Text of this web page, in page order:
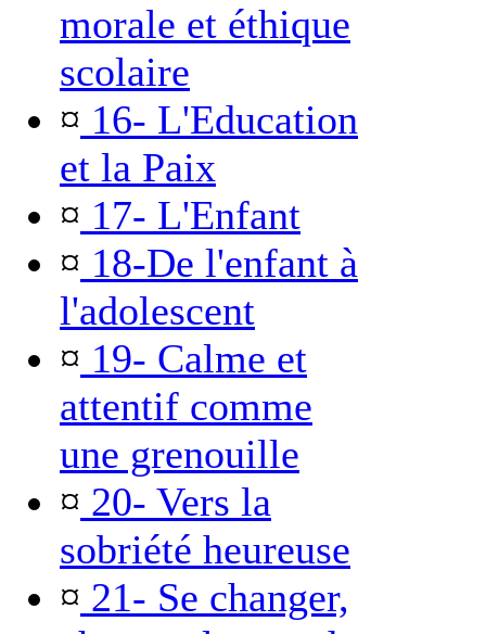
morale et éthique
scolaire
¤ 16- L'Education
et la Paix
¤ 17- L'Enfant
¤ 18-De l'enfant à
l'adolescent
¤ 19- Calme et
attentif comme
une grenouille
¤ 20- Vers la
sobriété heureuse
¤ 21- Se changer,